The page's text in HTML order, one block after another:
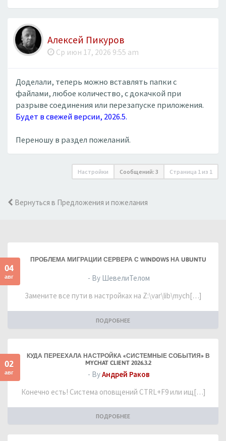
Алексей Пикуров
Ср июн 17, 2026 9:55 am
Доделали, теперь можно вставлять папки с
файлами, любое количество, с докачкой при
разрыве соединения или перезапуске приложения.
Будет в свежей версии, 2026.5.
Переношу в раздел пожеланий.
Настройки Сообщений: 3 Страница 1 из 1
Вернуться в Предложения и пожелания
04
авг
ПРОБЛЕМА МИГРАЦИИ СЕРВЕРА С WINDOWS НА UBUNTU
- By ШевелиТелом
Замените все пути в настройках на Z:\var\lib\mych[…]
ПОДРОБНЕЕ
02
авг
КУДА ПЕРЕЕХАЛА НАСТРОЙКА «СИСТЕМНЫЕ СОБЫТИЯ» В
MYCHAT CLIENT 2026.3.2
- ByАндрей Раков
Конечно есть! Система оповщений CTRL+F9 или ищ[…]
ПОДРОБНЕЕ